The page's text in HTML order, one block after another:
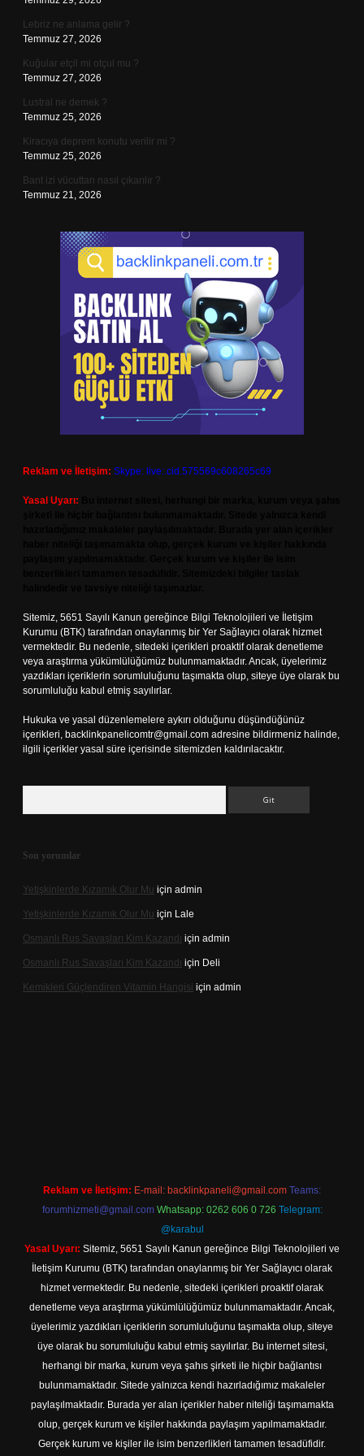
Lebriz ne anlama gelir ?
Temmuz 27, 2026
Kuğular etçil mi otçul mu ?
Temmuz 27, 2026
Lustral ne demek ?
Temmuz 25, 2026
Kiracıya deprem konutu verilir mi ?
Temmuz 25, 2026
Bant izi vücuttan nasıl çıkarılır ?
Temmuz 21, 2026
Reklam ve İletişim: Skype: live:.cid.575569c608265c69
Yasal Uyarı:
Sitemiz, 5651 Sayılı Kanun gereğince Bilgi Teknolojileri ve İletişim
Kurumu (BTK) tarafından onaylanmış bir Yer Sağlayıcı olarak hizmet
vermektedir. Bu nedenle, sitedeki içerikleri proaktif olarak denetleme
veya araştırma yükümlülüğümüz bulunmamaktadır. Ancak, üyelerimiz
yazdıkları içeriklerin sorumluluğunu taşımakta olup, siteye üye olarak bu
sorumluluğu kabul etmiş sayılırlar.
Hukuka ve yasal düzenlemelere aykırı olduğunu düşündüğünüz
içerikleri, backlinkpanelicomtr@gmail.com adresine bildirmeniz halinde,
ilgili içerikler yasal süre içerisinde sitemizden kaldırılacaktır.
Son yorumlar
Yetişkinlerde Kızamık Olur Mu için admin
Yetişkinlerde Kızamık Olur Mu için Lale
Osmanlı Rus Savaşları Kim Kazandı için admin
Osmanlı Rus Savaşları Kim Kazandı için Deli
Kemikleri Güçlendiren Vitamin Hangisi için admin
Reklam ve İletişim: E-mail: backlinkpaneli@gmail.com Teams:
forumhizmeti@gmail.com Whatsapp: 0262 606 0 726 Telegram:
@karabul
Yasal Uyarı: Sitemiz, 5651 Sayılı Kanun gereğince Bilgi Teknolojileri ve
İletişim Kurumu (BTK) tarafından onaylanmış bir Yer Sağlayıcı olarak
hizmet vermektedir. Bu nedenle, sitedeki içerikleri proaktif olarak
denetleme veya araştırma yükümlülüğümüz bulunmamaktadır. Ancak,
üyelerimiz yazdıkları içeriklerin sorumluluğunu taşımakta olup, siteye
üye olarak bu sorumluluğu kabul etmiş sayılırlar. Bu internet sitesi,
herhangi bir marka, kurum veya şahıs şirketi ile hiçbir bağlantısı
bulunmamaktadır. Sitede yalnızca kendi hazırladığımız makaleler
paylaşılmaktadır. Burada yer alan içerikler haber niteliği taşımamakta
olup, gerçek kurum ve kişiler hakkında paylaşım yapılmamaktadır.
Gerçek kurum ve kişiler ile isim benzerlikleri tamamen tesadüfidir.